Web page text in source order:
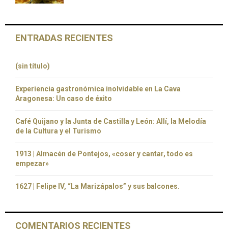
ENTRADAS RECIENTES
(sin título)
Experiencia gastronómica inolvidable en La Cava
Aragonesa: Un caso de éxito
Café Quijano y la Junta de Castilla y León: Allí, la Melodía
de la Cultura y el Turismo
1913 | Almacén de Pontejos, «coser y cantar, todo es
empezar»
1627 | Felipe IV, “La Marizápalos” y sus balcones.
COMENTARIOS RECIENTES